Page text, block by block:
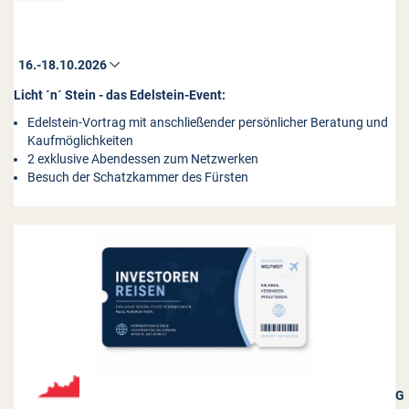
Licht ´n´ Stein - das Edelstein-Event:
Edelstein-Vortrag mit anschließender persönlicher Beratung und
Kaufmöglichkeiten
2 exklusive Abendessen zum Netzwerken
Besuch der Schatzkammer des Fürsten
G